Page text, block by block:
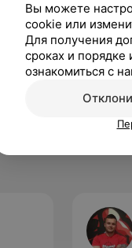
Вы можете
cookie или
Для получения
сроках и
ознакомиться с